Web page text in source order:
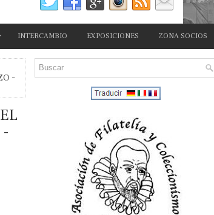
INTERCAMBIO EXPOSICIONES ZONA SOCIOS
-